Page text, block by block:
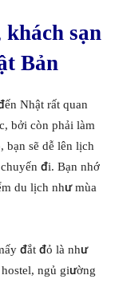
sạn
Bản
Nhật rất quan
bởi còn phải làm
bạn sẽ dễ lên lịch
đi. Bạn nhớ
du lịch như mùa
đắt đỏ là như
ngủ giường